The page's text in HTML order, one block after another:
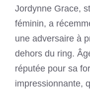
Jordynne Grace,
féminin, a
une adversaire à
dehors du ring.
réputée pour sa
impressionnante,